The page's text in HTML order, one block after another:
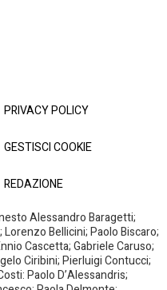
PRIVACY POLICY
GESTISCI COOKIE
REDAZIONE
Alessandro Baragetti;
Bellicini; Paolo Biscaro;
Cascetta; Gabriele Caruso;
Ciribini; Pierluigi Contucci;
Paolo D’Alessandris;